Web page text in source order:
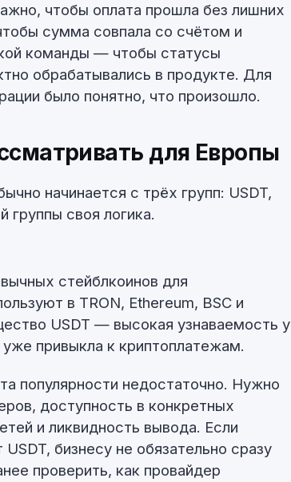
чтобы оплата прошла без лишних
сумма совпала со счётом и
команды — чтобы статусы
обрабатывались в продукте. Для
было понятно, что произошло.
для Европы
начинается с трёх групп: USDT,
группы своя логика.
стейблкоинов для
в TRON, Ethereum, BSC и
USDT — высокая узнаваемость у
привыкла к криптоплатежам.
популярности недостаточно. Нужно
доступность в конкретных
и ликвидность вывода. Если
бизнесу не обязательно сразу
проверить, как провайдер